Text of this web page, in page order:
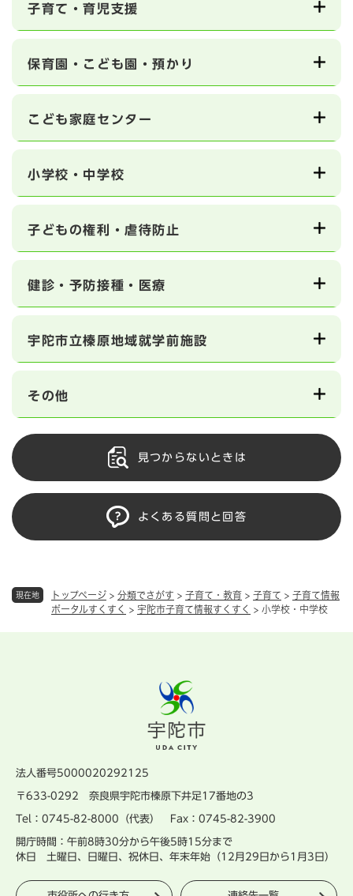
現在地 トップページ > 分類でさがす > 子育て・教育 > 子育て > 子育て情報
ポータルすくすく
> 宇陀市子育て情報すくすく > 小学校・中学校
子育て・育児支援
保育園・こども園・預かり
こども家庭センター
小学校・中学校
子どもの権利・虐待防止
健診・予防接種・医療
宇陀市立榛原地域就学前施設
その他
見つからないときは
よくある質問と回答
法人番号5000020292125
〒633-0292 奈良県宇陀市榛原下井足17番地の3
Tel：0745-82-8000（代表） Fax：0745-82-3900
開庁時間：午前8時30分から午後5時15分まで
休日 土曜日、日曜日、祝休日、年末年始（12月29日から1月3日）